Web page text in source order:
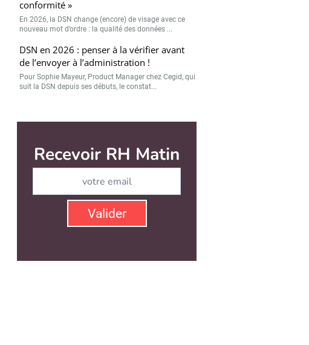
conformité »
En 2026, la DSN change (encore) de visage avec ce
nouveau mot d’ordre : la qualité des données ...
DSN en 2026 : penser à la vérifier avant
de l’envoyer à l’administration !
Pour Sophie Mayeur, Product Manager chez Cegid, qui
suit la DSN depuis ses débuts, le constat...